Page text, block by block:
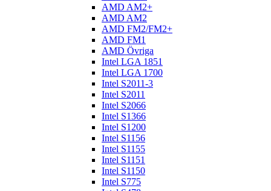
AMD AM2+
AMD AM2
AMD FM2/FM2+
AMD FM1
AMD Övriga
Intel LGA 1851
Intel LGA 1700
Intel S2011-3
Intel S2011
Intel S2066
Intel S1366
Intel S1200
Intel S1156
Intel S1155
Intel S1151
Intel S1150
Intel S775